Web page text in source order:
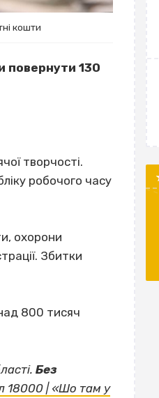
кошти
повернути 130
творчості.
робочого часу
охорони
Збитки
800 тисяч
Без
18000 | «Шо там у